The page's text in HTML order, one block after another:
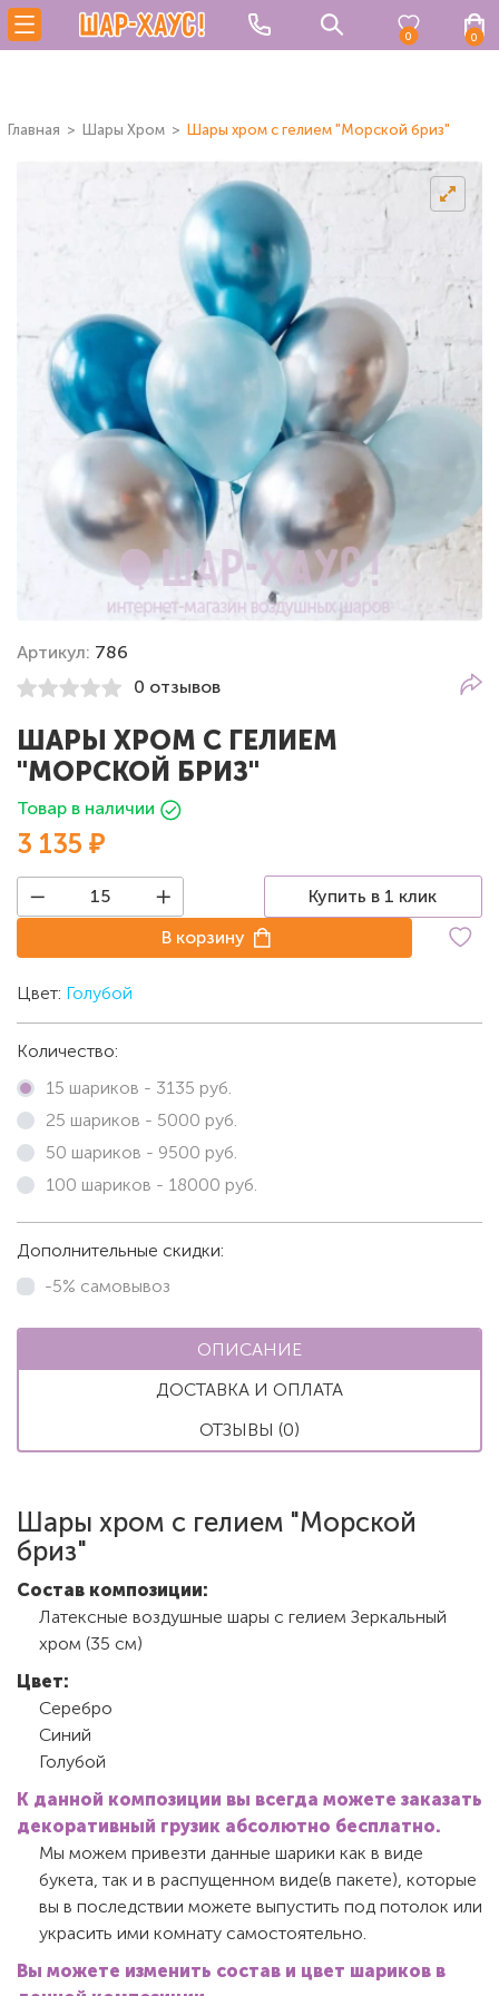
0 0
Главная Шары Хром Шары хром с гелием "Морской бриз"
Артикул: 786
0 отзывов
ШАРЫ ХРОМ С ГЕЛИЕМ
"МОРСКОЙ БРИЗ"
Товар в наличии
3 135 ₽
Купить в 1 клик
В корзину
Цвет: Голубой
Количество:
15 шариков - 3135 руб.
25 шариков - 5000 руб.
50 шариков - 9500 руб.
100 шариков - 18000 руб.
Дополнительные скидки:
-5% самовывоз
ОПИСАНИЕ
ДОСТАВКА И ОПЛАТА
ОТЗЫВЫ (0)
Шары хром с гелием "Морской
бриз"
Состав композиции:
Латексные воздушные шары с гелием Зеркальный
хром (35 см)
Цвет:
Серебро
Синий
Голубой
К данной композиции вы всегда можете заказать
декоративный грузик абсолютно бесплатно.
Мы можем привезти данные шарики как в виде
букета, так и в распущенном виде(в пакете), которые
вы в последствии можете выпустить под потолок или
украсить ими комнату самостоятельно.
Вы можете изменить состав и цвет шариков в